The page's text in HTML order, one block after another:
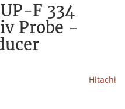
F 334
Probe -
Hitachi